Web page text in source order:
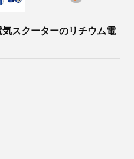
スクーターのリチウム電